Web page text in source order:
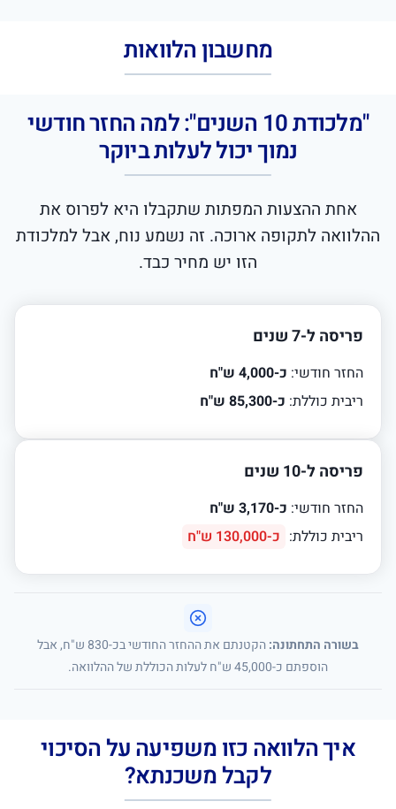
מחשבון הלוואות
"מלכודת 10 השנים": למה החזר חודשי
נמוך יכול לעלות ביוקר
אחת ההצעות המפתות שתקבלו היא לפרוס את
ההלוואה לתקופה ארוכה. זה נשמע נוח, אבל למלכודת
הזו יש מחיר כבד.
פריסה ל-7 שנים
החזר חודשי: כ-4,000 ש"ח
ריבית כוללת: כ-85,300 ש"ח
פריסה ל-10 שנים
החזר חודשי: כ-3,170 ש"ח
ריבית כוללת: כ-130,000 ש"ח
בשורה התחתונה:
הקטנתם את ההחזר החודשי בכ-830 ש"ח, אבל
הוספתם כ-45,000 ש"ח לעלות הכוללת של ההלוואה.
איך הלוואה כזו משפיעה על הסיכוי
לקבל משכנתא?